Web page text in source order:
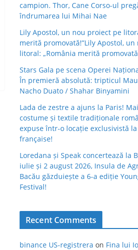
campion. Thor, Cane Corso-ul
îndrumarea lui Mihai Nae
Lily Apostol, un nou proiect pe
merită promovată!”Lily Apostol,
litoral: „România merită
Stars Gala pe scena Operei
În premieră absolută: tripticul
Nacho Duato / Shahar Binyamini
Lada de zestre a ajuns la Paris!
costume și textile tradiționale
expuse într-o locație exclusivistă
française!
Loredana și Speak concertează la
iulie și 2 august 2026, Insula de
Bacău găzduiește a 6-a ediție
Festival!
Recent Comments
binance US-registrera on Fina lui